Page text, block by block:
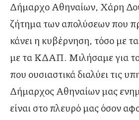
Δήμαρχο Αθηναίων, Χάρη
ζήτημα των απολύσεων που
κάνει η κυβέρνηση, τόσο με
με τα ΚΔΑΠ. Μιλήσαμε για
που ουσιαστικά διαλύει τις
Δήμαρχος Αθηναίων μας
είναι στο πλευρό μας όσον